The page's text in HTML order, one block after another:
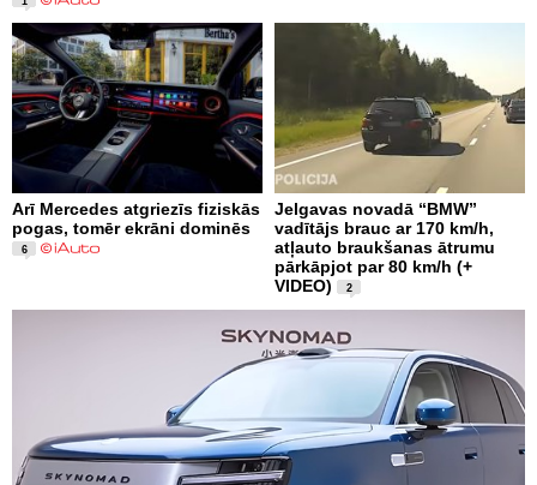
Arī Mercedes atgriezīs fiziskās
pogas, tomēr ekrāni dominēs
6
Jelgavas novadā “BMW”
vadītājs brauc ar 170 km/h,
atļauto braukšanas ātrumu
pārkāpjot par 80 km/h (+
VIDEO)
2